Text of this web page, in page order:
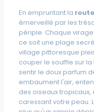
En empruntant la
émerveillé par les
périple. Chaque
ce soit une plage
village pittoresque
couper le souffle sur
sentir le doux parfum
embaument l'air,
des oiseaux tropicaux,
caressant votre peau.